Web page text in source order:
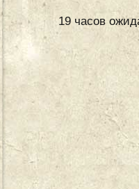
19 часов